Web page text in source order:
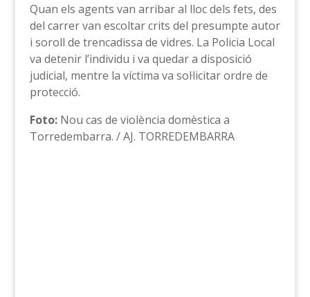
Quan els agents van arribar al lloc dels fets, des
del carrer van escoltar crits del presumpte autor
i soroll de trencadissa de vidres. La Policia Local
va detenir l’individu i va quedar a disposició
judicial, mentre la víctima va sol·licitar ordre de
protecció.
Foto:Nou cas de violència domèstica a
Torredembarra. / AJ. TORREDEMBARRA